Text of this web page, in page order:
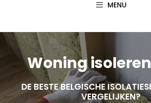
MENU
Woning
DE BESTE BELGISCHE
VERGELIJKEN?